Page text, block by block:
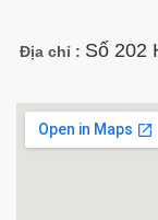
Địa chỉ : Số 202